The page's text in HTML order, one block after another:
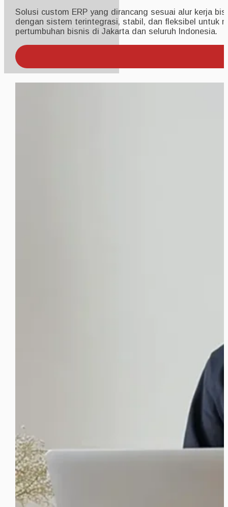
Solusi custom ERP yang dirancang sesuai alur kerja
dengan sistem terintegrasi, stabil, dan fleksibel untuk
pertumbuhan bisnis di Jakarta dan seluruh Indonesia.